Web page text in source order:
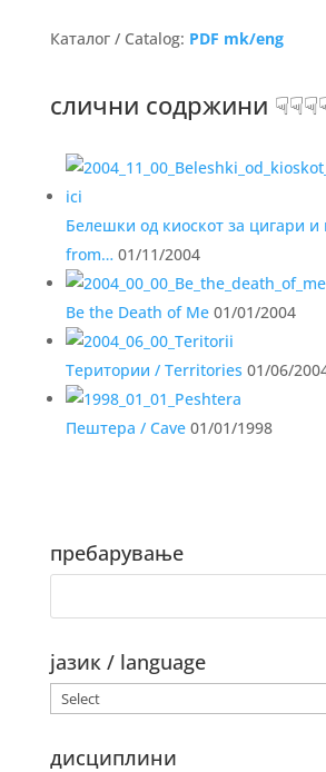
Каталог / Catalog: PDF mk/eng
слични содржини
Белешки од киоскот за цигари
from… 01/11/2004
Be the Death of Me01/01/2004
Територии / Territories 01/06/
Пештера / Cave01/01/1998
пребарување
јазик / language
дисциплини